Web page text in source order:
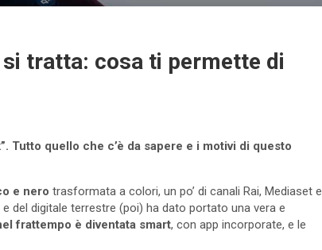
si tratta: cosa ti permette di
Tutto quello che c’è da sapere e i motivi di questo
e nero trasformata a colori, un po’ di canali Rai, Mediaset e
del digitale terrestre (poi) ha dato portato una vera e
frattempo è diventata smart, con app incorporate, e le